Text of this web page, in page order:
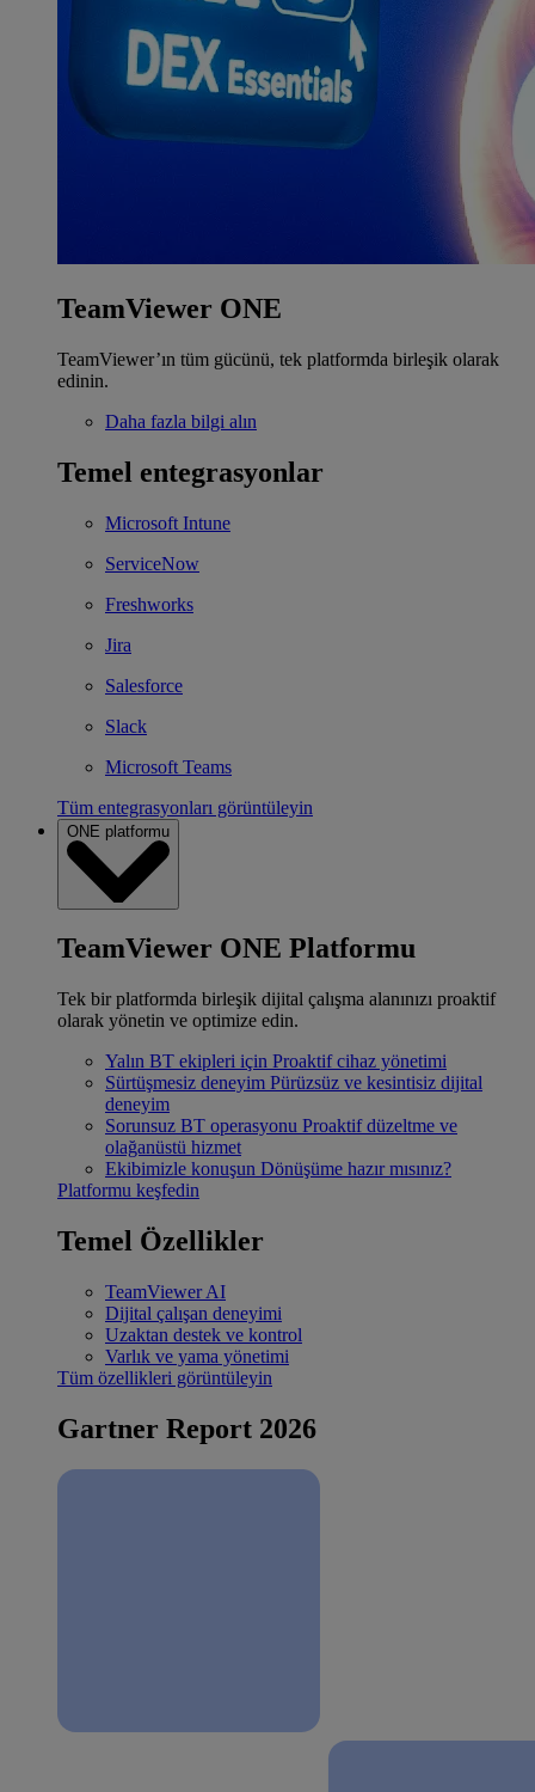
TeamViewer ONE
TeamViewer’ın tüm gücünü, tek platformda birleşik olarak
edinin.
Daha fazla bilgi alın
Temel entegrasyonlar
Microsoft Intune
ServiceNow
Freshworks
Jira
Salesforce
Slack
Microsoft Teams
Tüm entegrasyonları görüntüleyin
ONE platformu
TeamViewer ONE Platformu
Tek bir platformda birleşik dijital çalışma alanınızı proaktif
olarak yönetin ve optimize edin.
Yalın BT ekipleri için Proaktif cihaz yönetimi
Sürtüşmesiz deneyim Pürüzsüz ve kesintisiz dijital
deneyim
Sorunsuz BT operasyonu Proaktif düzeltme ve
olağanüstü hizmet
Ekibimizle konuşun Dönüşüme hazır mısınız?
Platformu keşfedin
Temel Özellikler
TeamViewer AI
Dijital çalışan deneyimi
Uzaktan destek ve kontrol
Varlık ve yama yönetimi
Tüm özellikleri görüntüleyin
Gartner Report 2026